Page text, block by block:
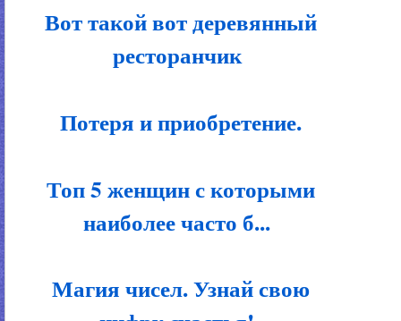
Вот такой вот деревянный
ресторанчик
Потеря и приобретение.
Топ 5 женщин с которыми
наиболее часто б...
Магия чисел. Узнай свою